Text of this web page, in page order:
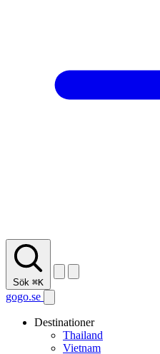
Sök ⌘K
gogo.se
Destinationer
Thailand
Vietnam